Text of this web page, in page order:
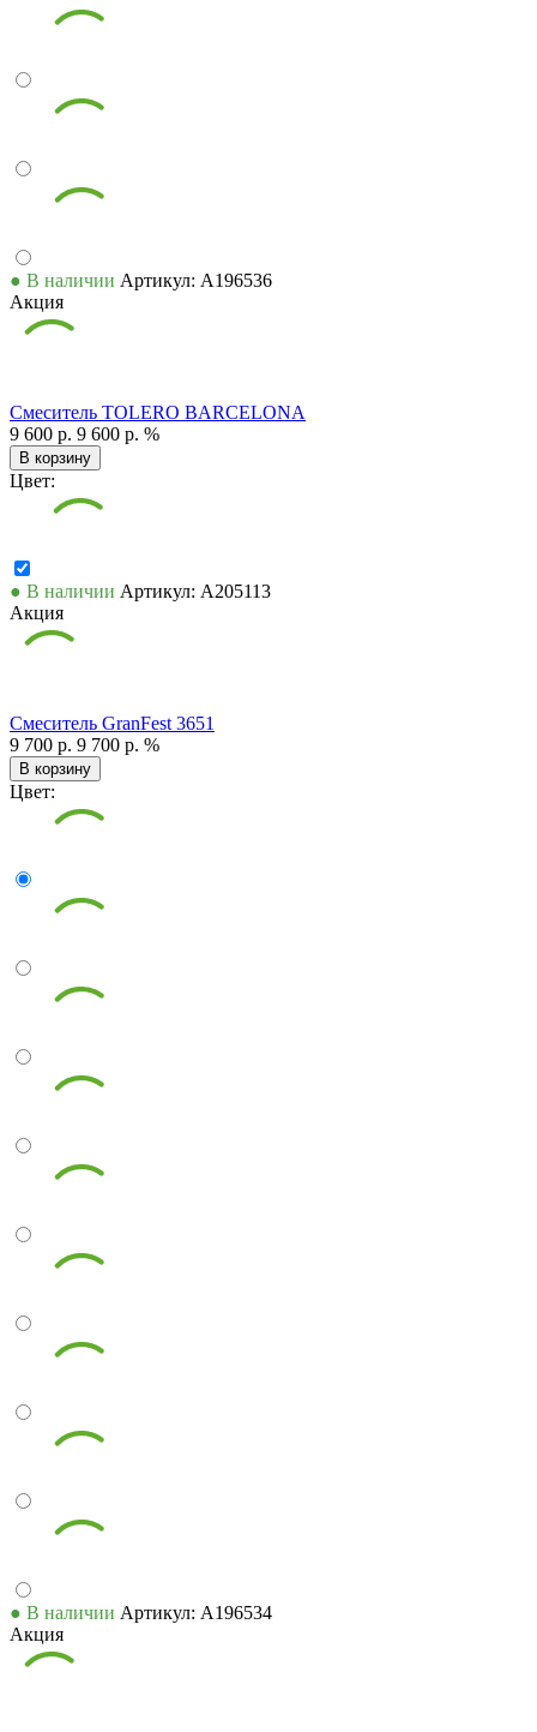
● В наличии Артикул: А196536
Акция
Смеситель TOLERO BARCELONA
9 600 р. 9 600 р. %
В корзину
Цвет:
● В наличии Артикул: А205113
Акция
Смеситель GranFest 3651
9 700 р. 9 700 р. %
В корзину
Цвет:
● В наличии Артикул: А196534
Акция